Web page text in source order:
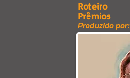
Roteiro
Prêmios
Produzido por: